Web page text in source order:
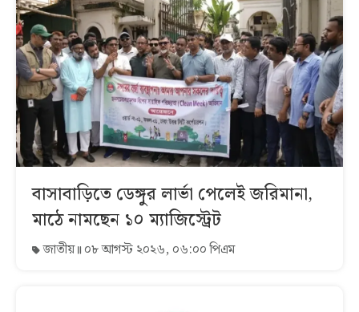
বাসাবাড়িতে ডেঙ্গুর লার্ভা পেলেই জরিমানা,
মাঠে নামছেন ১০ ম্যাজিস্ট্রেট
জাতীয় ০৮ আগস্ট ২০২৬, ০৬:০০ পিএম